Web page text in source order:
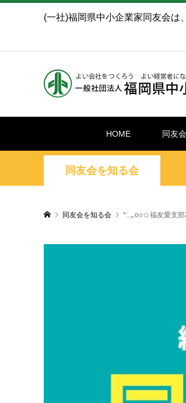
(一社)福岡県中小企業家同友会は
HOME 同友
同友会を知る会
同友会を知る会 *:..｡o○☆福友愛支